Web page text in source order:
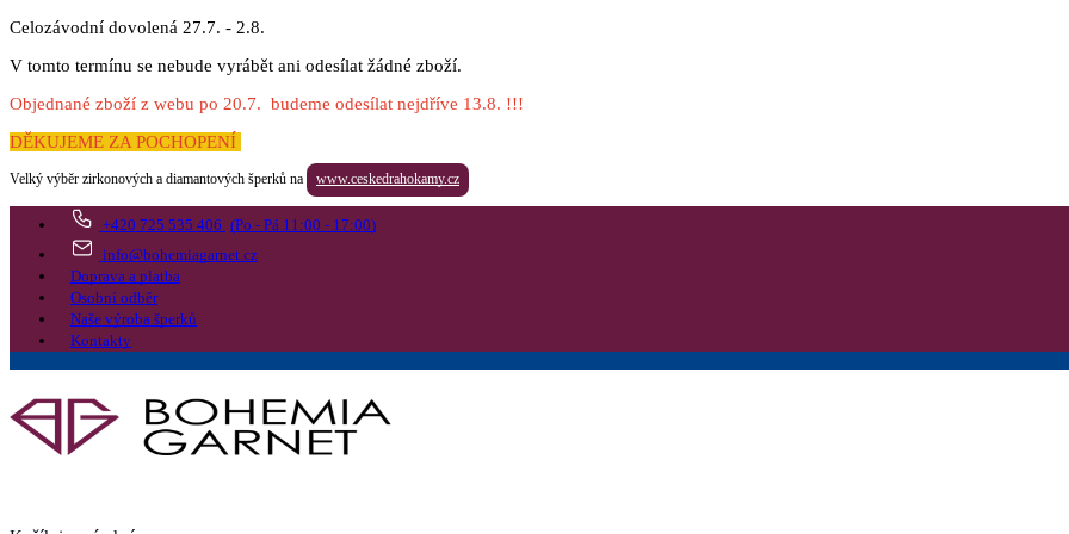
Celozávodní dovolená 27.7. - 2.8.
V tomto termínu se nebude vyrábět ani odesílat žádné zboží.
Objednané zboží z webu po 20.7. budeme odesílat nejdříve 13.8. !!!
DĚKUJEME ZA POCHOPENÍ
Velký výběr zirkonových a diamantových šperků na www.ceskedrahokamy.cz
+420 725 535 406 (Po - Pá 11:00 - 17:00)
info@bohemiagarnet.cz
Doprava a platba
Osobní odběr
Naše výroba šperků
Kontakty